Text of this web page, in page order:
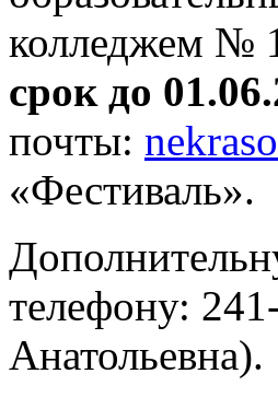
колледжем №
срок до
почты:
«Фестиваль».
телефону:
Анатольевна).